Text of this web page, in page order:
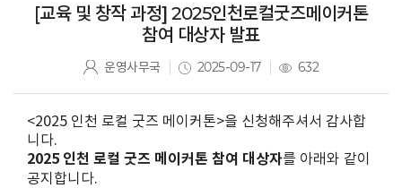
[교육 및 창작 과정] 2025인천로컬굿즈메이커톤
참여 대상자 발표
운영사무국 2025-09-17 632
<2025 인천 로컬 굿즈 메이커톤>을 신청해주셔서 감사합
니다.
2025 인천 로컬 굿즈 메이커톤 참여 대상자를 아래와 같이
공지합니다.